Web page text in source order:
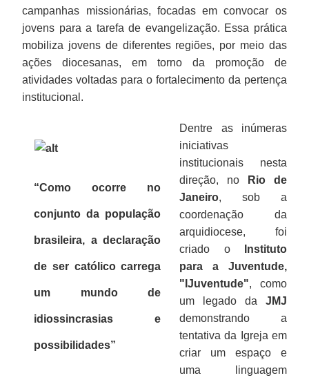
campanhas missionárias, focadas em convocar os
jovens para a tarefa de evangelização. Essa prática
mobiliza jovens de diferentes regiões, por meio das
ações diocesanas, em torno da promoção de
atividades voltadas para o fortalecimento da pertença
institucional.
“Como ocorre no
conjunto da população
brasileira, a declaração
de ser católico carrega
um mundo de
idiossincrasias e
possibilidades”
Dentre as inúmeras
iniciativas
institucionais nesta
direção, no
Rio de
Janeiro, sob a
coordenação da
arquidiocese, foi
criado o
Instituto
para a Juventude,
"IJuventude", como
um legado da JMJ
demonstrando a
tentativa da Igreja em
criar um espaço e
uma linguagem